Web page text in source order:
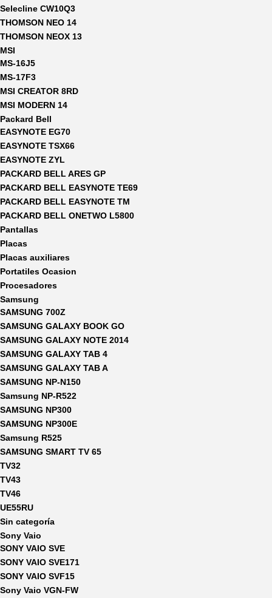
Selecline CW10Q3
THOMSON NEO 14
THOMSON NEOX 13
MSI
MS-16J5
MS-17F3
MSI CREATOR 8RD
MSI MODERN 14
Packard Bell
EASYNOTE EG70
EASYNOTE TSX66
EASYNOTE ZYL
PACKARD BELL ARES GP
PACKARD BELL EASYNOTE TE69
PACKARD BELL EASYNOTE TM
PACKARD BELL ONETWO L5800
Pantallas
Placas
Placas auxiliares
Portatiles Ocasion
Procesadores
Samsung
SAMSUNG 700Z
SAMSUNG GALAXY BOOK GO
SAMSUNG GALAXY NOTE 2014
SAMSUNG GALAXY TAB 4
SAMSUNG GALAXY TAB A
SAMSUNG NP-N150
Samsung NP-R522
SAMSUNG NP300
SAMSUNG NP300E
Samsung R525
SAMSUNG SMART TV 65
TV32
TV43
TV46
UE55RU
Sin categoría
Sony Vaio
SONY VAIO SVE
SONY VAIO SVE171
SONY VAIO SVF15
Sony Vaio VGN-FW